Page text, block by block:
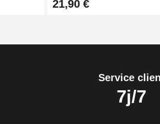
21,90 €
Service
7j/7